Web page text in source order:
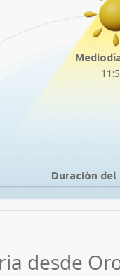
Duración del
desde